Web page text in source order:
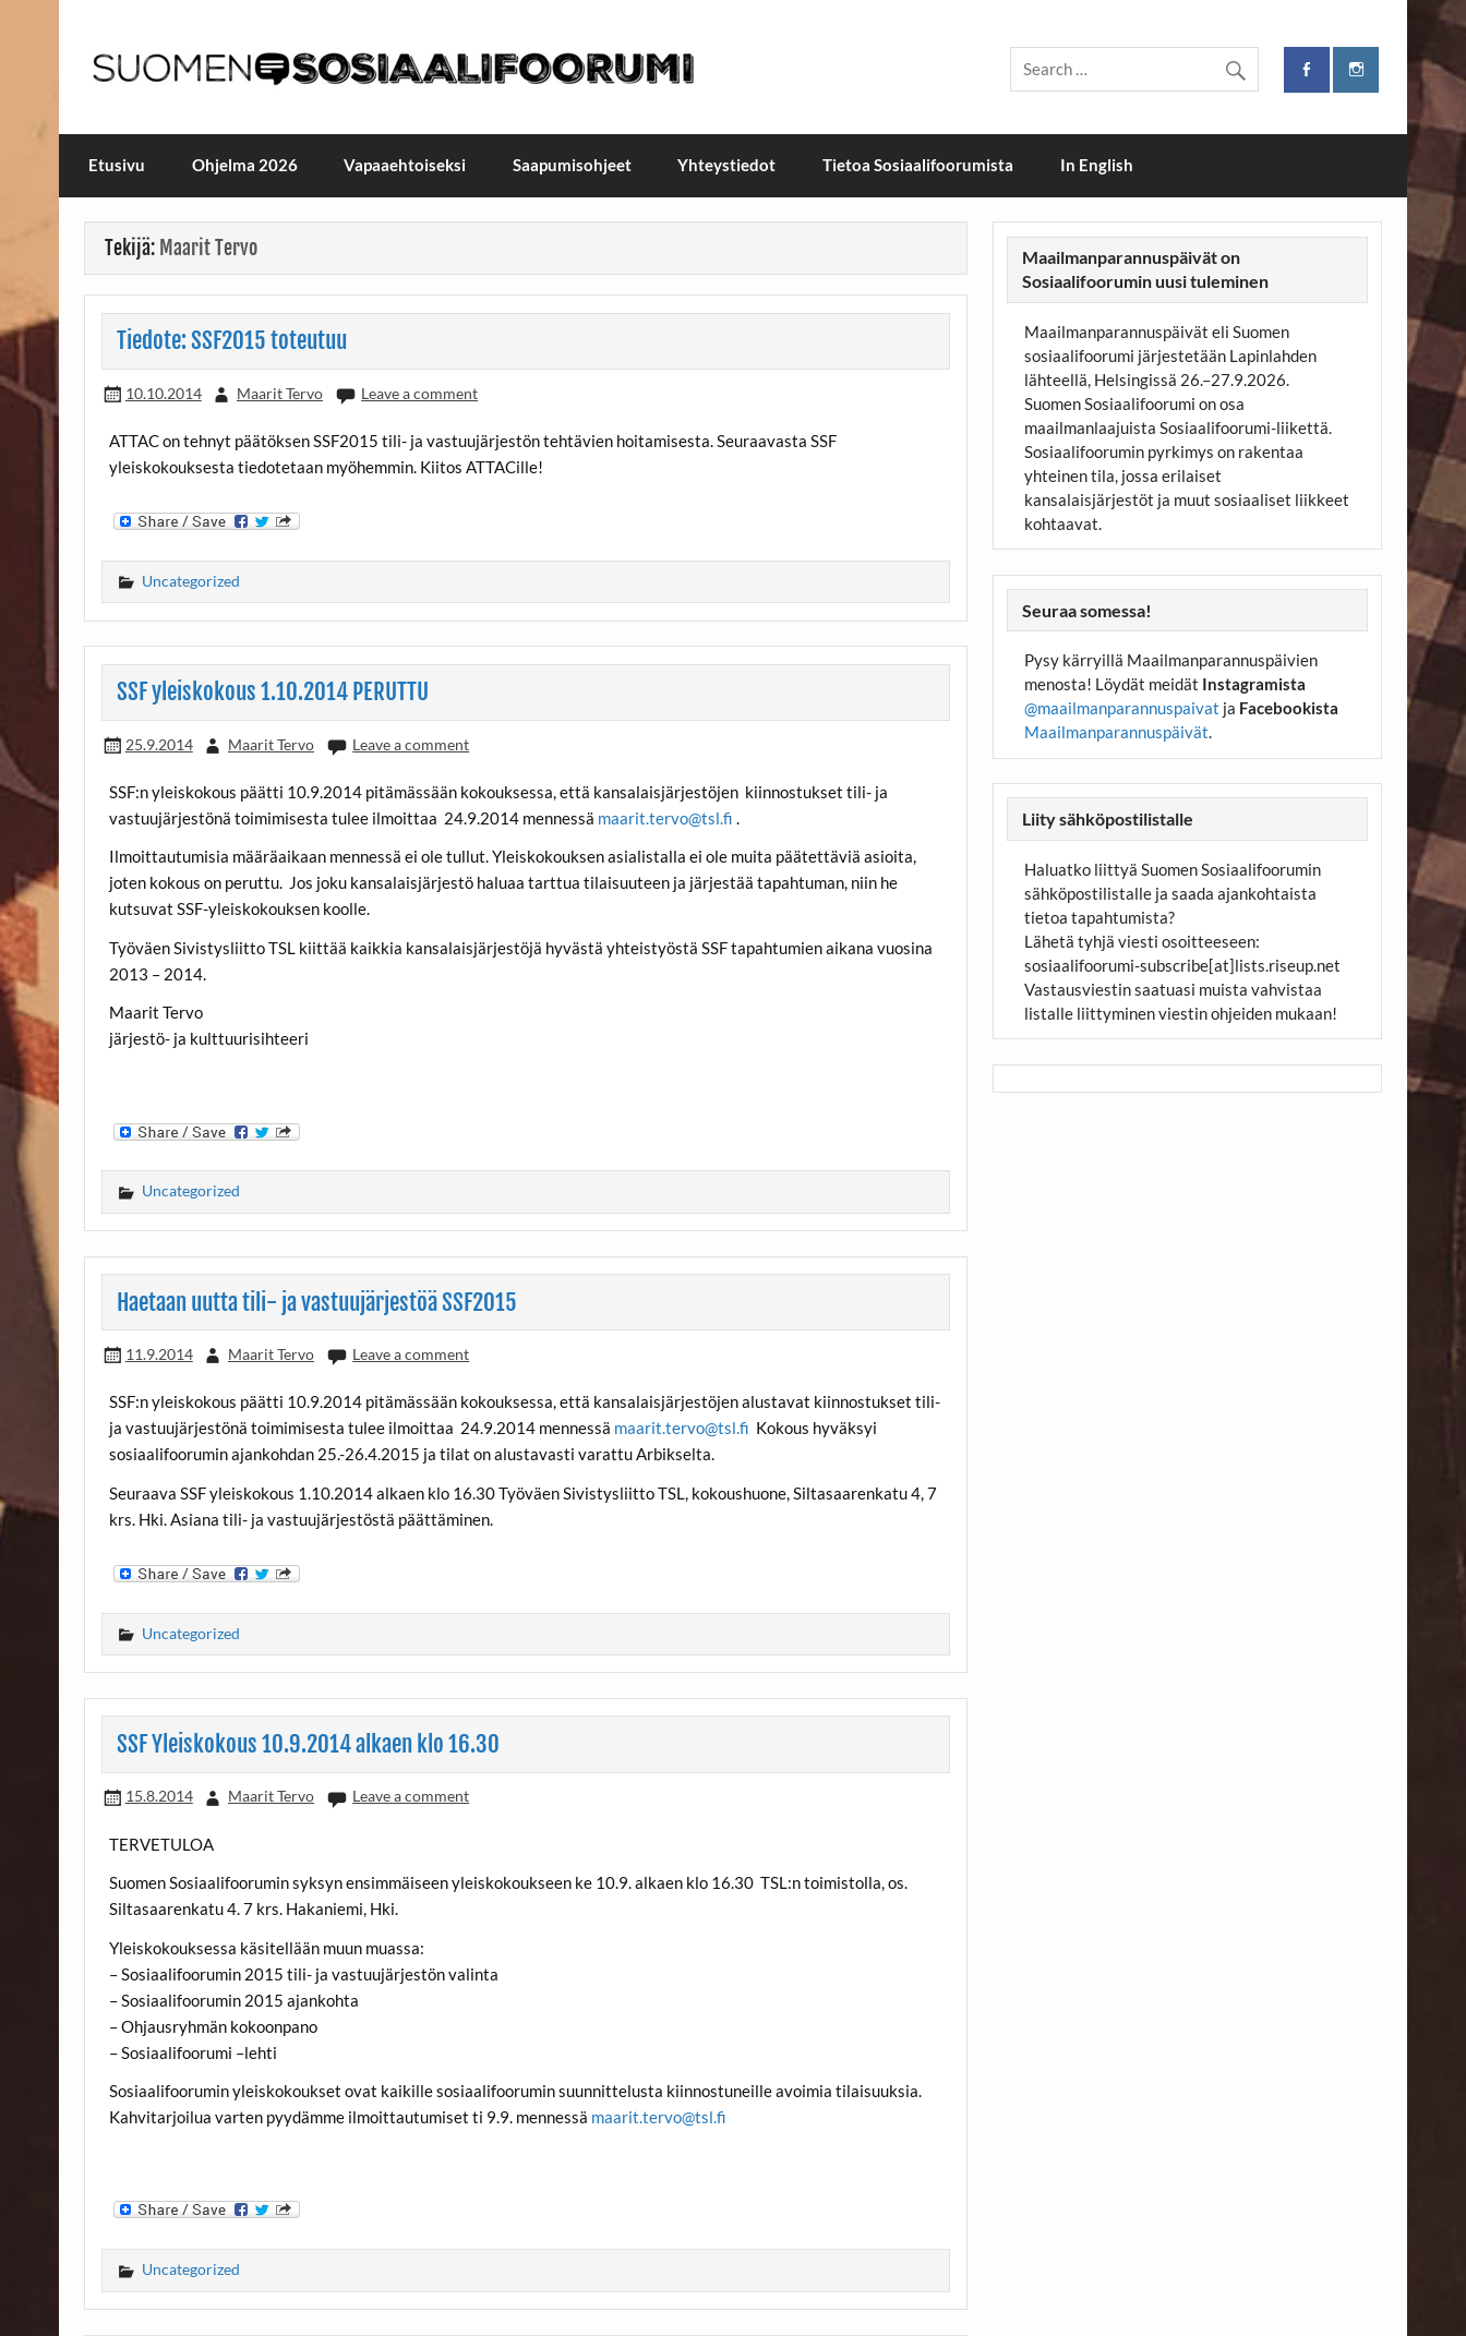
Maailmanparannuspäivät / Suomen Sosiaalifoorumi
Maailmanparannuspäivät Lapinlahden Lähteellä, Helsingissä 26.–27.9.2026
Etusivu Ohjelma 2026 Vapaaehtoiseksi Saapumisohjeet Yhteystiedot Tietoa Sosiaalifoorumista In English
Tekijä: Maarit Tervo
Tiedote: SSF2015 toteutuu
10.10.2014 Maarit Tervo Leave a comment
ATTAC on tehnyt päätöksen SSF2015 tili- ja vastuujärjestön tehtävien hoitamisesta. Seuraavasta SSF
yleiskokouksesta tiedotetaan myöhemmin. Kiitos ATTACille!
Uncategorized
SSF yleiskokous 1.10.2014 PERUTTU
25.9.2014 Maarit Tervo Leave a comment
SSF:n yleiskokous päätti 10.9.2014 pitämässään kokouksessa, että kansalaisjärjestöjen kiinnostukset tili- ja
vastuujärjestönä toimimisesta tulee ilmoittaa 24.9.2014 mennessä maarit.tervo@tsl.fi .
Ilmoittautumisia määräaikaan mennessä ei ole tullut. Yleiskokouksen asialistalla ei ole muita päätettäviä asioita,
joten kokous on peruttu. Jos joku kansalaisjärjestö haluaa tarttua tilaisuuteen ja järjestää tapahtuman, niin he
kutsuvat SSF-yleiskokouksen koolle.
Työväen Sivistysliitto TSL kiittää kaikkia kansalaisjärjestöjä hyvästä yhteistyöstä SSF tapahtumien aikana vuosina
2013 – 2014.
Maarit Tervo
järjestö- ja kulttuurisihteeri
Uncategorized
Haetaan uutta tili- ja vastuujärjestöä SSF2015
11.9.2014 Maarit Tervo Leave a comment
SSF:n yleiskokous päätti 10.9.2014 pitämässään kokouksessa, että kansalaisjärjestöjen alustavat kiinnostukset tili-
ja vastuujärjestönä toimimisesta tulee ilmoittaa 24.9.2014 mennessä maarit.tervo@tsl.fi Kokous hyväksyi
sosiaalifoorumin ajankohdan 25.-26.4.2015 ja tilat on alustavasti varattu Arbikselta.
Seuraava SSF yleiskokous 1.10.2014 alkaen klo 16.30 Työväen Sivistysliitto TSL, kokoushuone, Siltasaarenkatu 4, 7
krs. Hki. Asiana tili- ja vastuujärjestöstä päättäminen.
Uncategorized
SSF Yleiskokous 10.9.2014 alkaen klo 16.30
15.8.2014 Maarit Tervo Leave a comment
TERVETULOA
Suomen Sosiaalifoorumin syksyn ensimmäiseen yleiskokoukseen ke 10.9. alkaen klo 16.30 TSL:n toimistolla, os.
Siltasaarenkatu 4. 7 krs. Hakaniemi, Hki.
Yleiskokouksessa käsitellään muun muassa:
– Sosiaalifoorumin 2015 tili- ja vastuujärjestön valinta
– Sosiaalifoorumin 2015 ajankohta
– Ohjausryhmän kokoonpano
– Sosiaalifoorumi –lehti
Sosiaalifoorumin yleiskokoukset ovat kaikille sosiaalifoorumin suunnittelusta kiinnostuneille avoimia tilaisuuksia.
Kahvitarjoilua varten pyydämme ilmoittautumiset ti 9.9. mennessä maarit.tervo@tsl.fi
Uncategorized
Maailmanparannuspäivät on
Sosiaalifoorumin uusi tuleminen
Maailmanparannuspäivät eli Suomen
sosiaalifoorumi järjestetään Lapinlahden
lähteellä, Helsingissä 26.–27.9.2026.
Suomen Sosiaalifoorumi on osa
maailmanlaajuista Sosiaalifoorumi-liikettä.
Sosiaalifoorumin pyrkimys on rakentaa
yhteinen tila, jossa erilaiset
kansalaisjärjestöt ja muut sosiaaliset liikkeet
kohtaavat.
Seuraa somessa!
Pysy kärryillä Maailmanparannuspäivien
menosta! Löydät meidät Instagramista
@maailmanparannuspaivat ja Facebookista
Maailmanparannuspäivät.
Liity sähköpostilistalle
Haluatko liittyä Suomen Sosiaalifoorumin
sähköpostilistalle ja saada ajankohtaista
tietoa tapahtumista?
Lähetä tyhjä viesti osoitteeseen:
sosiaalifoorumi-subscribe[at]lists.riseup.net
Vastausviestin saatuasi muista vahvistaa
listalle liittyminen viestin ohjeiden mukaan!